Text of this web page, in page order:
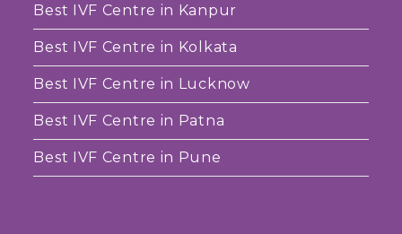
Best IVF Centre in Kanpur
Best IVF Centre in Kolkata
Best IVF Centre in Lucknow
Best IVF Centre in Patna
Best IVF Centre in Pune